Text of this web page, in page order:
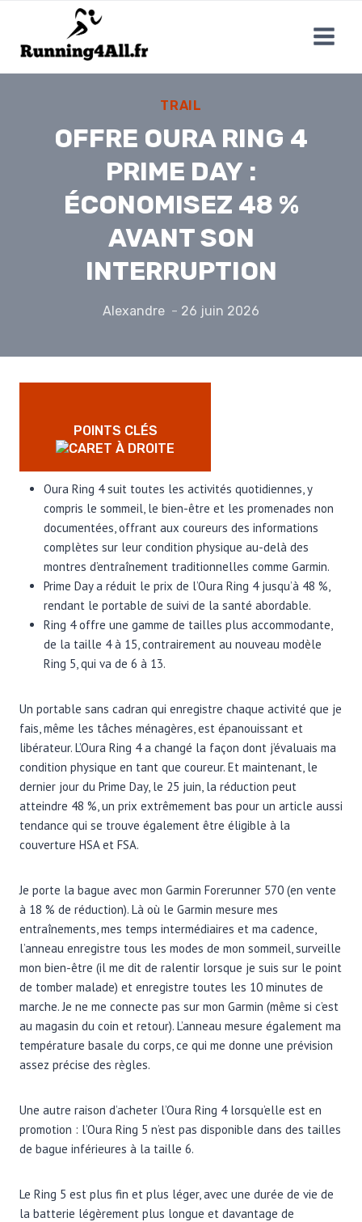
contenu
TRAIL
OFFRE OURA RING 4
PRIME DAY :
ÉCONOMISEZ 48 %
AVANT SON
INTERRUPTION
Alexandre 26 juin 2026
POINTS CLÉS
Oura Ring 4 suit toutes les activités quotidiennes, y
compris le sommeil, le bien-être et les promenades non
documentées, offrant aux coureurs des informations
complètes sur leur condition physique au-delà des
montres d’entraînement traditionnelles comme Garmin.
Prime Day a réduit le prix de l’Oura Ring 4 jusqu’à 48 %,
rendant le portable de suivi de la santé abordable.
Ring 4 offre une gamme de tailles plus accommodante,
de la taille 4 à 15, contrairement au nouveau modèle
Ring 5, qui va de 6 à 13.
Un portable sans cadran qui enregistre chaque activité que je
fais, même les tâches ménagères, est épanouissant et
libérateur. L’Oura Ring 4 a changé la façon dont j’évaluais ma
condition physique en tant que coureur. Et maintenant, le
dernier jour du Prime Day, le 25 juin, la réduction peut
atteindre 48 %, un prix extrêmement bas pour un article aussi
tendance qui se trouve également être éligible à la
couverture HSA et FSA.
Je porte la bague avec mon Garmin Forerunner 570 (en vente
à 18 % de réduction). Là où le Garmin mesure mes
entraînements, mes temps intermédiaires et ma cadence,
l’anneau enregistre tous les modes de mon sommeil, surveille
mon bien-être (il me dit de ralentir lorsque je suis sur le point
de tomber malade) et enregistre toutes les 10 minutes de
marche. Je ne me connecte pas sur mon Garmin (même si c’est
au magasin du coin et retour). L’anneau mesure également ma
température basale du corps, ce qui me donne une prévision
assez précise des règles.
Une autre raison d’acheter l’Oura Ring 4 lorsqu’elle est en
promotion : l’Oura Ring 5 n’est pas disponible dans des tailles
de bague inférieures à la taille 6.
Le Ring 5 est plus fin et plus léger, avec une durée de vie de
la batterie légèrement plus longue et davantage de